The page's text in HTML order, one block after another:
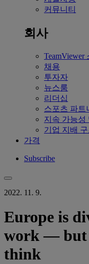
커뮤니티
회사
TeamViewer
채용
투자자
뉴스룸
리더십
스포츠 파트
지속 가능성
기업 지배 구
가격
Subscribe
2022. 11. 9.
Europe is
work — but
think